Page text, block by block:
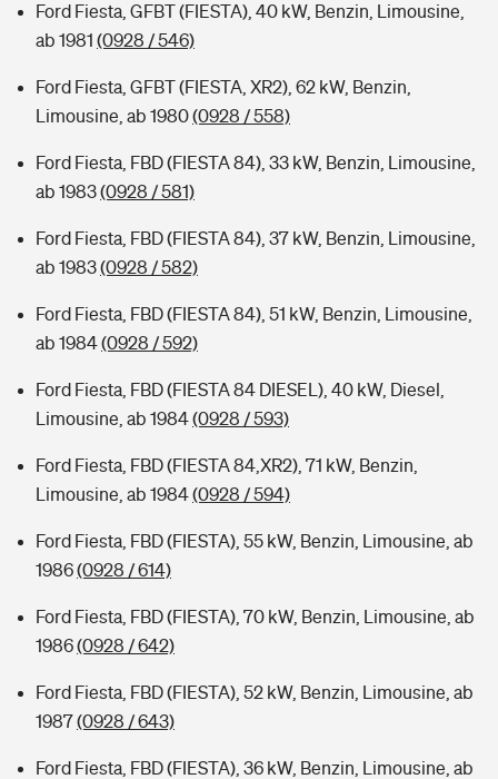
Sie haben Fragen?
Ford Fiesta, GFBT (FIESTA), 40 kW, Benzin, Limousine,
ab 1981 (0928 / 546)
Ford Fiesta, GFBT (FIESTA, XR2), 62 kW, Benzin,
Limousine, ab 1980(0928 / 558)
Ford Fiesta, FBD (FIESTA 84), 33 kW, Benzin, Limousine,
ab 1983(0928 / 581)
Ford Fiesta, FBD (FIESTA 84), 37 kW, Benzin, Limousine,
ab 1983(0928 / 582)
Ford Fiesta, FBD (FIESTA 84), 51 kW, Benzin, Limousine,
ab 1984(0928 / 592)
Ford Fiesta, FBD (FIESTA 84 DIESEL), 40 kW, Diesel,
Limousine, ab 1984(0928 / 593)
Ford Fiesta, FBD (FIESTA 84,XR2), 71 kW, Benzin,
Limousine, ab 1984(0928 / 594)
Ford Fiesta, FBD (FIESTA), 55 kW, Benzin, Limousine, ab
1986(0928 / 614)
Ford Fiesta, FBD (FIESTA), 70 kW, Benzin, Limousine, ab
1986(0928 / 642)
Ford Fiesta, FBD (FIESTA), 52 kW, Benzin, Limousine, ab
1987(0928 / 643)
Ford Fiesta, FBD (FIESTA), 36 kW, Benzin, Limousine, ab